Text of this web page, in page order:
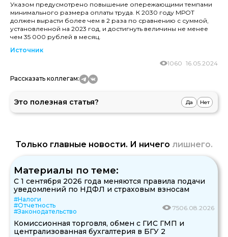
Указом предусмотрено повышение опережающими темпами
минимального размера оплаты труда. К 2030 году МРОТ
должен вырасти более чем в 2 раза по сравнению с суммой,
установленной на 2023 год, и достигнуть величины не менее
чем 35 000 рублей в месяц.
Источник
16.05.2024
1060
Рассказать коллегам:
Это полезная статья? Да Нет
Только главные новости. И ничего лишнего.
Материалы по теме:
С 1 сентября 2026 года меняются правила подачи
уведомлений по НДФЛ и страховым взносам
#Налоги
#Отчетность
#Законодательство
7506.08.2026
Комиссионная торговля, обмен с ГИС ГМП и
централизованная бухгалтерия в БГУ 2